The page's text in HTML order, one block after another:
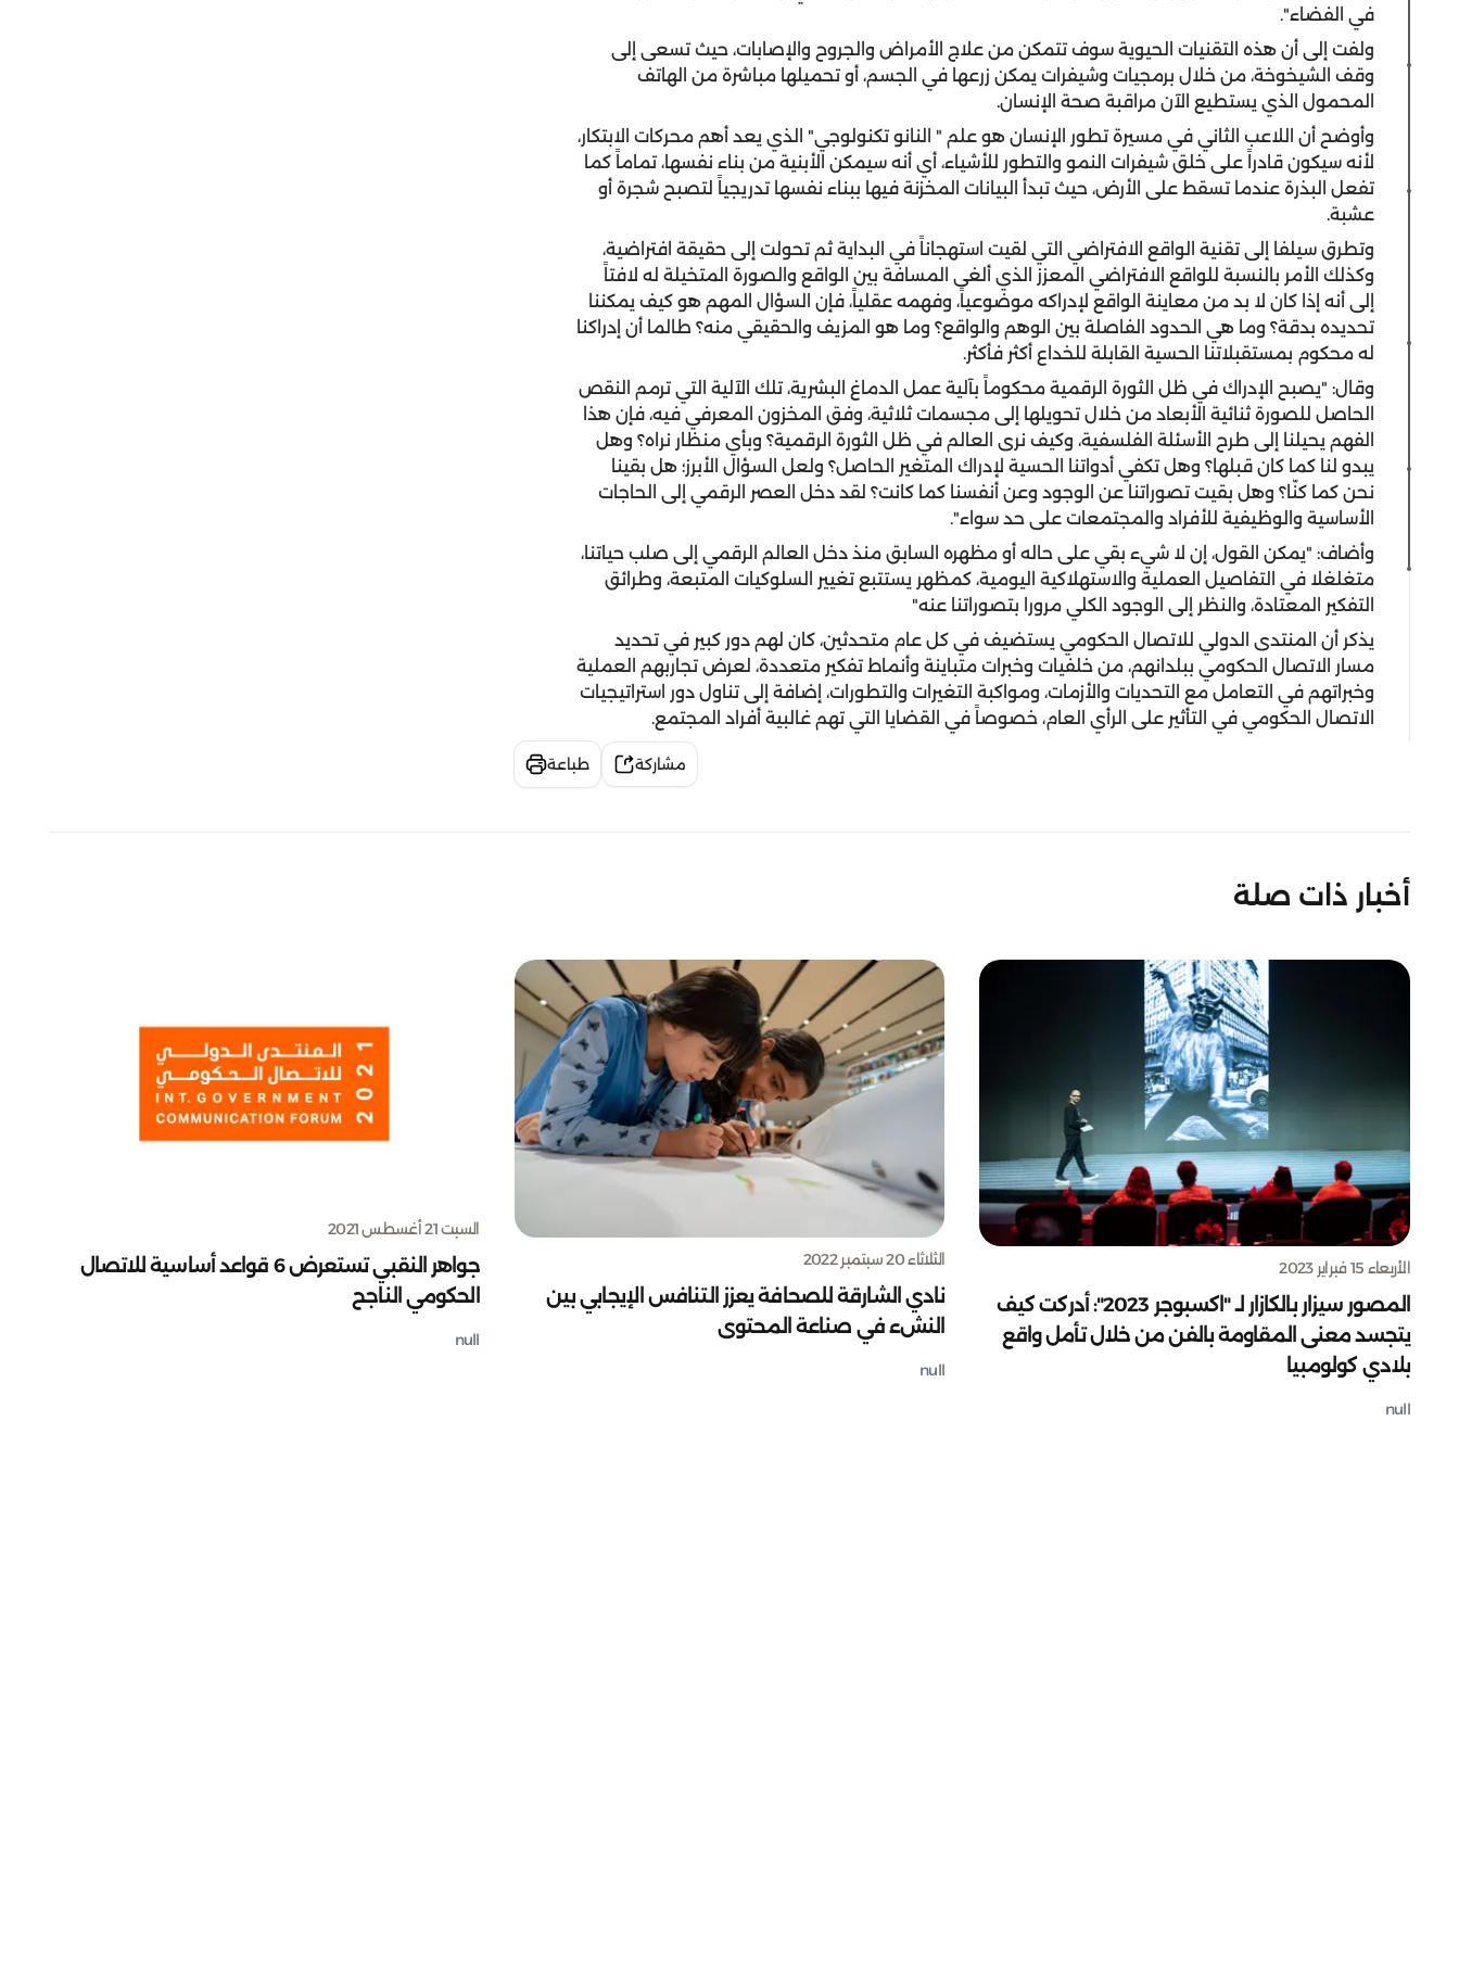
في الفضاء".
ولفت إلى أن هذه التقنيات الحيوية سوف تتمكن من علاج الأمراض والجروح والإصابات، حيث تسعى إلى
وقف الشيخوخة، من خلال برمجيات وشيفرات يمكن زرعها في الجسم، أو تحميلها مباشرة من الهاتف
المحمول الذي يستطيع الآن مراقبة صحة الإنسان.
وأوضح أن اللاعب الثاني في مسيرة تطور الإنسان هو علم " النانو تكنولوجي" الذي يعد أهم محركات الابتكار،
لأنه سيكون قادراً على خلق شيفرات النمو والتطور للأشياء، أي أنه سيمكن الأبنية من بناء نفسها، تماماً كما
تفعل البذرة عندما تسقط على الأرض، حيث تبدأ البيانات المخزنة فيها ببناء نفسها تدريجياً لتصبح شجرة أو
عشبة.
وتطرق سيلفا إلى تقنية الواقع الافتراضي التي لقيت استهجاناً في البداية ثم تحولت إلى حقيقة افتراضية،
وكذلك الأمر بالنسبة للواقع الافتراضي المعزز الذي ألغى المسافة بين الواقع والصورة المتخيلة له لافتاً
إلى أنه إذا كان لا بد من معاينة الواقع لإدراكه موضوعياً، وفهمه عقلياً، فإن السؤال المهم هو كيف يمكننا
تحديده بدقة؟ وما هي الحدود الفاصلة بين الوهم والواقع؟ وما هو المزيف والحقيقي منه؟ طالما أن إدراكنا
له محكوم بمستقبلاتنا الحسية القابلة للخداع أكثر فأكثر.
وقال: "يصبح الإدراك في ظل الثورة الرقمية محكوماً بآلية عمل الدماغ البشرية، تلك الآلية التي ترمم النقص
الحاصل للصورة ثنائية الأبعاد من خلال تحويلها إلى مجسمات ثلاثية، وفق المخزون المعرفي فيه، فإن هذا
الفهم يحيلنا إلى طرح الأسئلة الفلسفية، وكيف نرى العالم في ظل الثورة الرقمية؟ وبأي منظار نراه؟ وهل
يبدو لنا كما كان قبلها؟ وهل تكفي أدواتنا الحسية لإدراك المتغير الحاصل؟ ولعل السؤال الأبرز؛ هل بقينا
نحن كما كنّا؟ وهل بقيت تصوراتنا عن الوجود وعن أنفسنا كما كانت؟ لقد دخل العصر الرقمي إلى الحاجات
الأساسية والوظيفية للأفراد والمجتمعات على حد سواء".
وأضاف: "يمكن القول، إن لا شيء بقي على حاله أو مظهره السابق منذ دخل العالم الرقمي إلى صلب حياتنا،
متغلغلا في التفاصيل العملية والاستهلاكية اليومية، كمظهر يستتبع تغيير السلوكيات المتبعة، وطرائق
التفكير المعتادة، والنظر إلى الوجود الكلي مرورا بتصوراتنا عنه"
يذكر أن المنتدى الدولي للاتصال الحكومي يستضيف في كل عام متحدثين، كان لهم دور كبير في تحديد
مسار الاتصال الحكومي ببلدانهم، من خلفيات وخبرات متباينة وأنماط تفكير متعددة، لعرض تجاربهم العملية
وخبراتهم في التعامل مع التحديات والأزمات، ومواكبة التغيرات والتطورات، إضافة إلى تناول دور استراتيجيات
الاتصال الحكومي في التأثير على الرأي العام، خصوصاً في القضايا التي تهم غالبية أفراد المجتمع.
مشاركة طباعة
أخبار ذات صلة
الأربعاء 15 فبراير 2023
المصور سيزار بالكازار لـ "اكسبوجر 2023": أدركت كيف
يتجسد معنى المقاومة بالفن من خلال تأمل واقع
بلادي كولومبيا
null
الثلاثاء 20 سبتمبر 2022
نادي الشارقة للصحافة يعزز التنافس الإيجابي بين
النشء في صناعة المحتوى
null
السبت 21 أغسطس 2021
جواهر النقبي تستعرض 6 قواعد أساسية للاتصال
الحكومي الناجح
null